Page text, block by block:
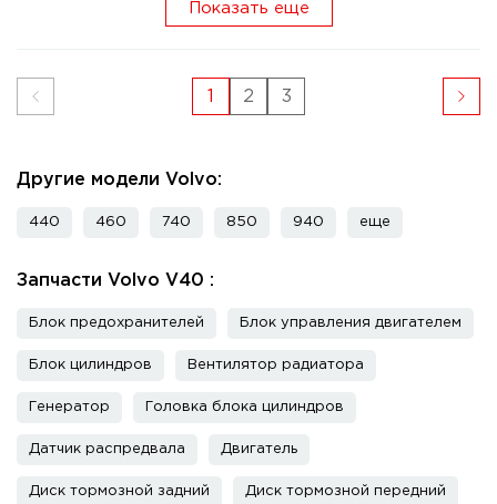
Показать еще
1 2 3
Другие модели Volvo:
440 460 740 850 940 еще
Запчасти Volvo V40 :
Блок предохранителей Блок управления двигателем
Блок цилиндров Вентилятор радиатора
Генератор Головка блока цилиндров
Датчик распредвала Двигатель
Диск тормозной задний Диск тормозной передний